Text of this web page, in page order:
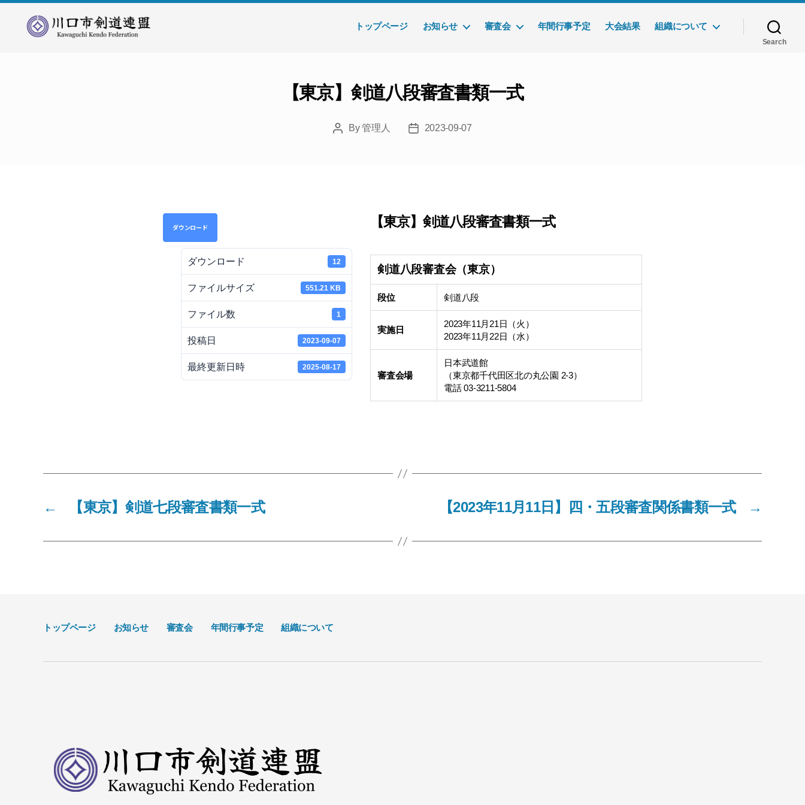
トップページ お知らせ 審査会 年間行事予定 大会結果 組織について
Search
【東京】剣道八段審査書類一式
PostBy管理人
Post2023-09-07
ダウンロード
ダウンロード 12
ファイルサイズ 551.21 KB
ファイル数 1
投稿日 2023-09-07
最終更新日時 2025-08-17
【東京】剣道八段審査書類一式
剣道八段審査会（東京）
段位 剣道八段
実施日
2023年11月21日（火）
2023年11月22日（水）
審査会場
日本武道館
（東京都千代田区北の丸公園 2-3）
電話 03-3211-5804
← 【東京】剣道七段審査書類一式 →
【2023年11月11日】四・五段審査関係書類一式
トップページ お知らせ 審査会 年間行事予定 組織について